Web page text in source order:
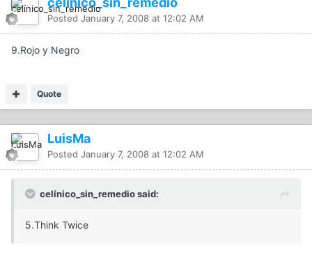
Posted January 7, 2008 at 12:02 AM
9.Rojo y Negro
Quote
LuisMa
Posted January 7, 2008 at 12:02 AM
celínico_sin_remedio said:
5.Think Twice